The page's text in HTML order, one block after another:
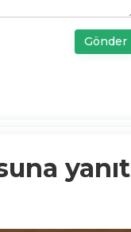
Gönder
yanıt